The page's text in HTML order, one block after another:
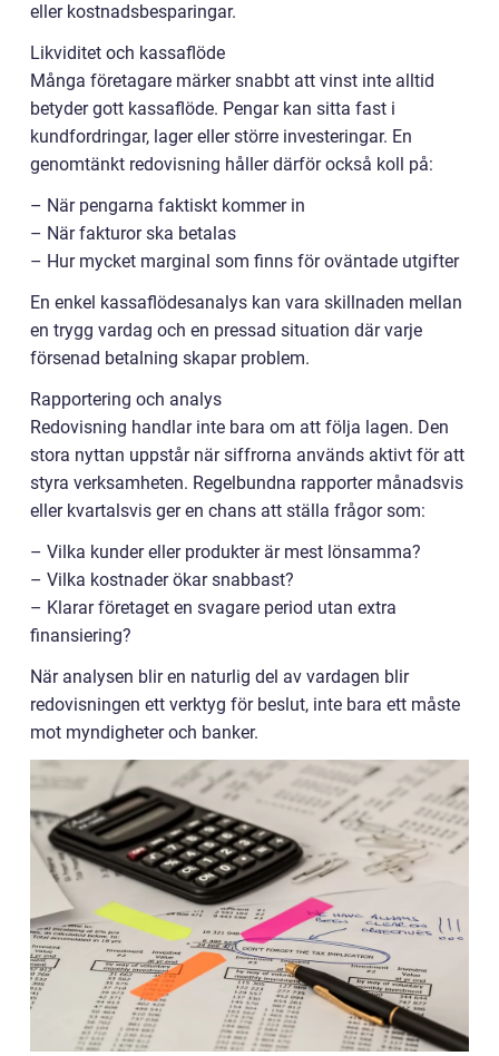
eller kostnadsbesparingar.
Likviditet och kassaflöde
Många företagare märker snabbt att vinst inte alltid
betyder gott kassaflöde. Pengar kan sitta fast i
kundfordringar, lager eller större investeringar. En
genomtänkt redovisning håller därför också koll på:
– När pengarna faktiskt kommer in
– När fakturor ska betalas
– Hur mycket marginal som finns för oväntade utgifter
En enkel kassaflödesanalys kan vara skillnaden mellan
en trygg vardag och en pressad situation där varje
försenad betalning skapar problem.
Rapportering och analys
Redovisning handlar inte bara om att följa lagen. Den
stora nyttan uppstår när siffrorna används aktivt för att
styra verksamheten. Regelbundna rapporter månadsvis
eller kvartalsvis ger en chans att ställa frågor som:
– Vilka kunder eller produkter är mest lönsamma?
– Vilka kostnader ökar snabbast?
– Klarar företaget en svagare period utan extra
finansiering?
När analysen blir en naturlig del av vardagen blir
redovisningen ett verktyg för beslut, inte bara ett måste
mot myndigheter och banker.